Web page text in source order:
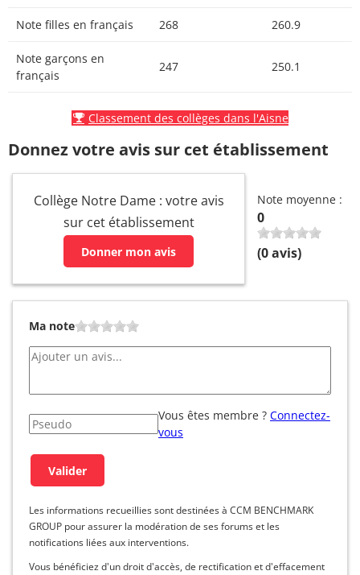
Note filles en français 268 260.9
Note garçons en
français
247 250.1
Classement des collèges dans l'Aisne
Donnez votre avis sur cet établissement
Collège Notre Dame : votre avis
sur cet établissement
Donner mon avis
Note moyenne :
0
(0avis)
Ma note
Vous êtes membre ? Connectez-
vous
Les informations recueillies sont destinées à CCM BENCHMARK
GROUP pour assurer la modération de ses forums et les
notifications liées aux interventions.
Vous bénéficiez d'un droit d'accès, de rectification et d'effacement